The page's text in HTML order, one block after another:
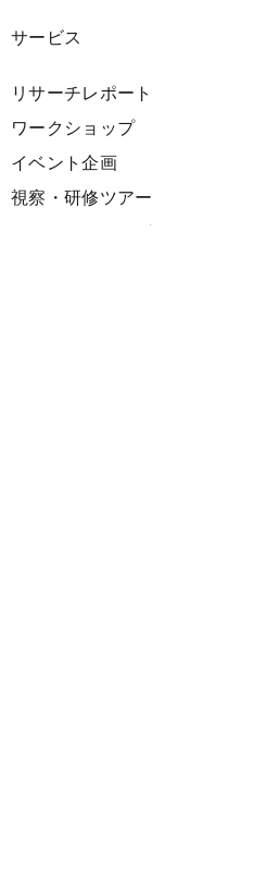
サービス
リサーチレポート
ワークショップ
イベント企画
視察・研修ツアー